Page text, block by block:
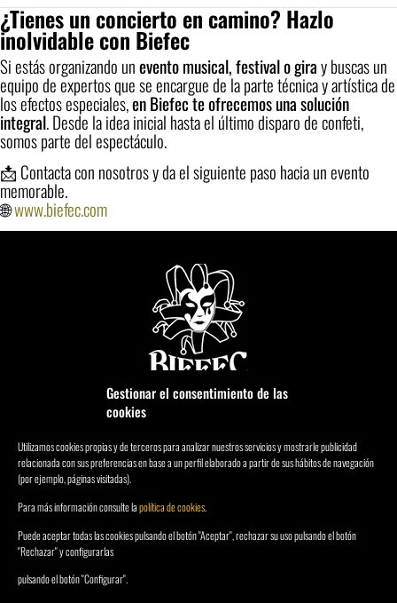
Gestionar el consentimiento de las
cookies
Utilizamos cookies propias y de terceros para analizar nuestros servicios y mostrarle publicidad
relacionada con sus preferencias en base a un perfil elaborado a partir de sus hábitos de navegación
(por ejemplo, páginas visitadas).
Para más información consulte lapolítica de cookies.
Puede aceptar todas las cookies pulsando el botón "Aceptar", rechazar su uso pulsando el botón
"Rechazar" y configurarlas
pulsando el botón "Configurar".
¿Tienes un concierto en camino? Hazlo
inolvidable con Biefec
Si estás organizando unevento musical, festival o giray buscas un
equipo de expertos que se encargue de la parte técnica y artística de
los efectos especiales,en Biefec te ofrecemos una solución
integral. Desde la idea inicial hasta el último disparo de confeti,
somos parte del espectáculo.
📩 Contacta con nosotros y da el siguiente paso hacia un evento
memorable.
🌐www.biefec.com
LLÁMANOS
C. Romería, 25, 28864 Ajalvir, Madrid